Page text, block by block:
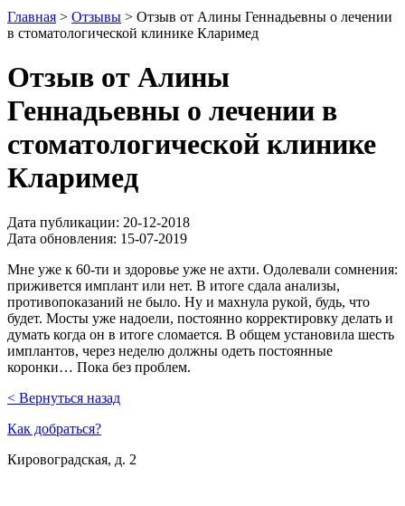
Главная > Отзывы > Отзыв от Алины Геннадьевны о лечении
в стоматологической клинике Кларимед
Отзыв от Алины
Геннадьевны о лечении в
стоматологической клинике
Кларимед
Дата публикации: 20-12-2018
Дата обновления: 15-07-2019
Мне уже к 60-ти и здоровье уже не ахти. Одолевали сомнения:
приживется имплант или нет. В итоге сдала анализы,
противопоказаний не было. Ну и махнула рукой, будь, что
будет. Мосты уже надоели, постоянно корректировку делать и
думать когда он в итоге сломается. В общем установила шесть
имплантов, через неделю должны одеть постоянные
коронки… Пока без проблем.
< Вернуться назад
Как добраться?
Кировоградская, д. 2